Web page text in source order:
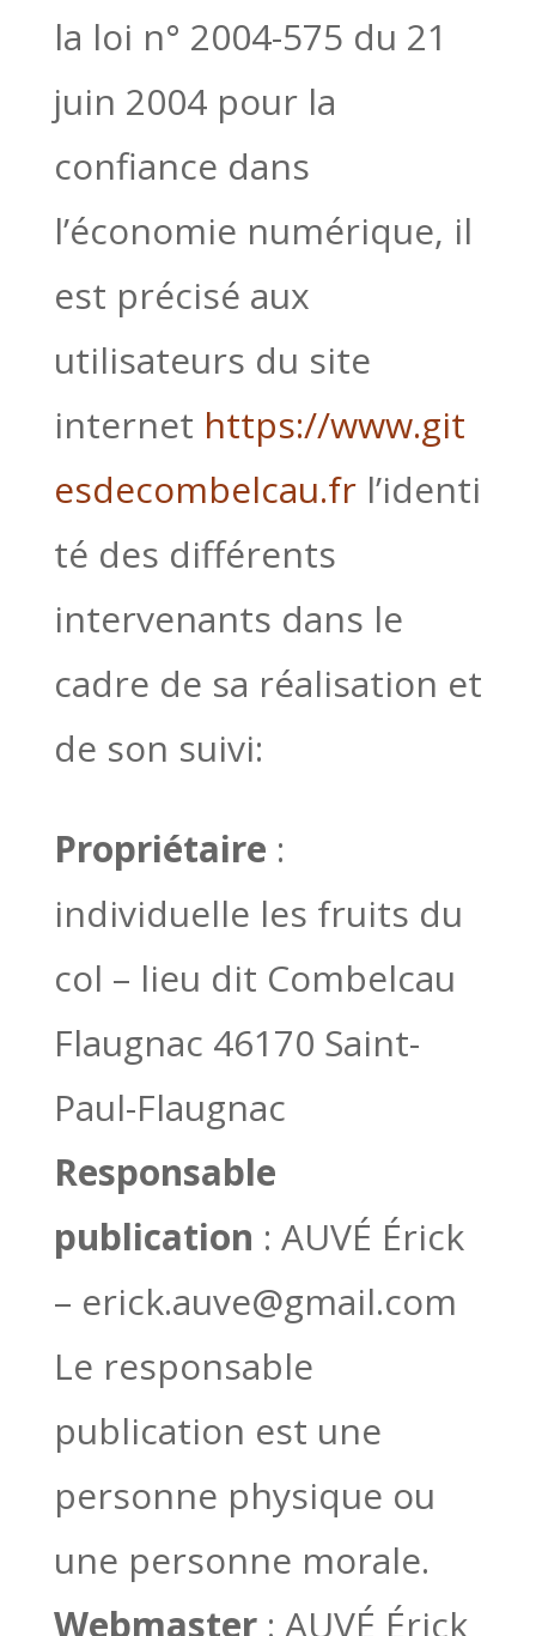
la loi n° 2004-575 du 21
juin 2004 pour la
confiance dans
l’économie numérique, il
est précisé aux
utilisateurs du site
internet https://www.git
esdecombelcau.frl’identi
té des différents
intervenants dans le
cadre de sa réalisation et
de son suivi:
Propriétaire :
individuelle les fruits du
col – lieu dit Combelcau
Flaugnac 46170 Saint-
Paul-Flaugnac
Responsable
publication : AUVÉ Érick
– erick.auve@gmail.com
Le responsable
publication est une
personne physique ou
une personne morale.
Webmaster: AUVÉ Érick